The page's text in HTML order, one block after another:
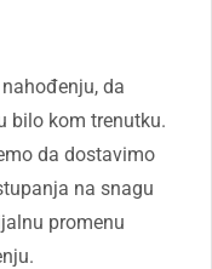
da
bilo kom trenutku.
da dostavimo
na snagu
promenu